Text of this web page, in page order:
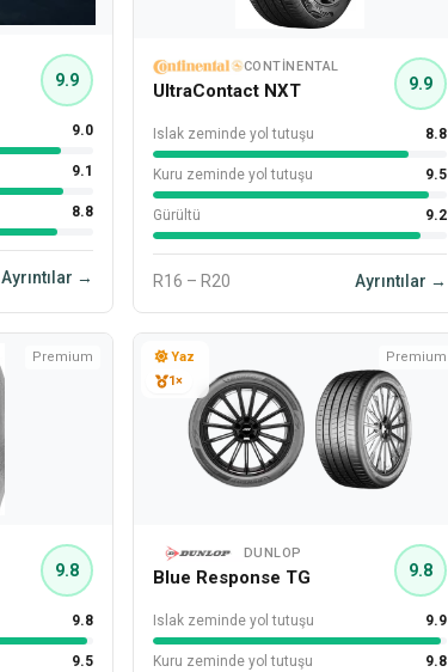
9.9
9.0
9.1
8.8
Ayrıntılar →
CONTINENTAL
UltraContact NXT 9.9
Islak zeminde yol tutuşu 8.8
Kuru zeminde yol tutuşu 9.5
Gürültü 9.2
R16 – R20 Ayrıntılar →
Premium
9.8
9.8
9.5
Yaz
1×
Premium
DUNLOP
Blue Response TG 9.8
Islak zeminde yol tutuşu 9.9
Kuru zeminde yol tutuşu 9.8